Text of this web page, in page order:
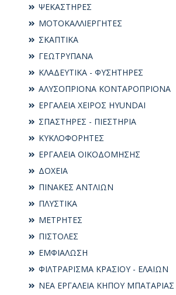
ΨΕΚΑΣΤΗΡΕΣ
ΜΟΤΟΚΑΛΛΙΕΡΓΗΤΕΣ
ΣΚΑΠΤΙΚΑ
ΓΕΩΤΡΥΠΑΝΑ
ΚΛΑΔΕΥΤΙΚΑ - ΦΥΣΗΤΗΡΕΣ
ΑΛΥΣΟΠΡΙΟΝΑ ΚΟΝΤΑΡΟΠΡΙΟΝΑ
ΕΡΓΑΛΕΙΑ ΧΕΙΡΟΣ HYUNDAI
ΣΠΑΣΤΗΡΕΣ - ΠΙΕΣΤΗΡΙΑ
ΚΥΚΛΟΦΟΡΗΤΕΣ
ΕΡΓΑΛΕΙΑ ΟΙΚΟΔΟΜΗΣΗΣ
ΔΟΧΕΙΑ
ΠΙΝΑΚΕΣ ΑΝΤΛΙΩΝ
ΠΛΥΣΤΙΚΑ
ΜΕΤΡΗΤΕΣ
ΠΙΣΤΟΛΕΣ
ΕΜΦΙΑΛΩΣΗ
ΦΙΛΤΡΑΡΙΣΜΑ ΚΡΑΣΙΟΥ - ΕΛΑΙΩΝ
ΝΕΑ ΕΡΓΑΛΕΙΑ ΚΗΠΟΥ ΜΠΑΤΑΡΙΑΣ